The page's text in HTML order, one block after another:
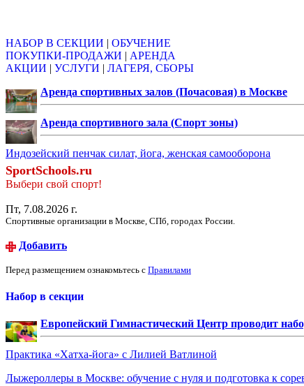
НАБОР В СЕКЦИИ | ОБУЧЕНИЕ
ПОКУПКИ-ПРОДАЖИ | АРЕНДА
АКЦИИ | УСЛУГИ | ЛАГЕРЯ, СБОРЫ
Аренда спортивных залов (Почасовая) в Москве
Аренда спортивного зала (Спорт зоны)
Индозейский пенчак силат, йога, женская самооборона
SportSchools.ru
Выбери свой спорт!
Пт, 7.08.2026 г.
Спортивные организации в Москве, СПб, городах России.
Добавить
Перед размещением ознакомьтесь с Правилами
Набор в секции
Европейский Гимнастический Центр проводит
Практика «Хатха-йога» с Лилией Ватлиной
Лыжероллеры в Москве: обучение с нуля и подготовка к